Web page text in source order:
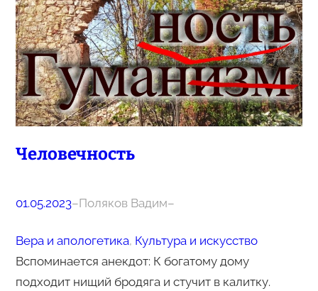
Человечность
01.05.2023–Поляков Вадим–
Вера и апологетика, Культура и искусство
Вспоминается анекдот: К богатому дому
подходит нищий бродяга и стучит в калитку.